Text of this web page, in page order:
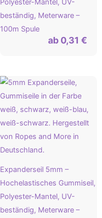
Polyester-Mantel, UV-
beständig, Meterware –
100m Spule
ab 0,31 €
Expanderseil 5mm –
Hochelastisches Gummiseil,
Polyester-Mantel, UV-
beständig, Meterware –